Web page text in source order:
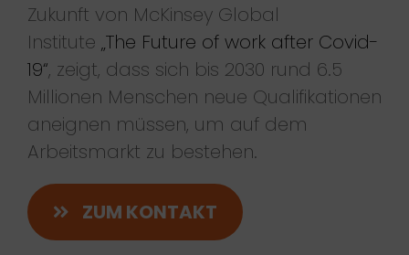
Zukunft von McKinsey Global
Institute „The Future of work after Covid-
19“, zeigt, dass sich bis 2030 rund 6.5
Millionen Menschen neue Qualifikationen
aneignen müssen, um auf dem
Arbeitsmarkt zu bestehen.
ZUM KONTAKT